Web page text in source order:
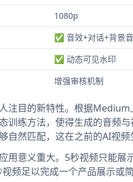
1080p
✅ 音效+对话+背景音
✅ 动态可见水印
增强审核机制
注目的新特性。根据
训练方法，使得生成的音频
自然匹配，这在之前的AI视频
用意义重大。5秒视频只能
频足以完成一个产品展示或